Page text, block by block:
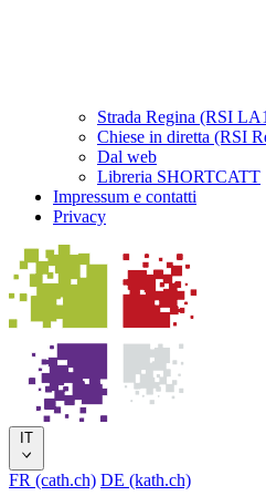
Strada Regina (RSI
Chiese in diretta (RSI
Dal web
Libreria SHORTCATT
Impressum e contatti
Privacy
IT
FR (cath.ch) DE (kath.ch)